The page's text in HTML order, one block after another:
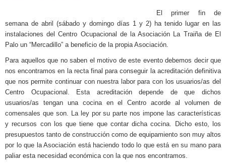
El primer fin de
semana de abril (sábado y domingo días 1 y 2) ha tenido lugar en las
instalaciones del Centro Ocupacional de la Asociación La Traiña de El
Palo un “Mercadillo” a beneficio de la propia Asociación.
Para aquellos que no saben el motivo de este evento debemos decir que
nos encontramos en la recta final para conseguir la acreditación definitiva
que nos permite continuar con nuestra labor para con los usuarios/as del
Centro Ocupacional. Esta acreditación depende de que dichos
usuarios/as tengan una cocina en el Centro acorde al volumen de
comensales que son. La ley por su parte nos impone las características
y recursos con los que tiene que contar dicha cocina. Dicho esto, los
presupuestos tanto de construcción como de equipamiento son muy altos
por lo que la Asociación está haciendo todo lo que está en su mano para
paliar esta necesidad económica con la que nos encontramos.